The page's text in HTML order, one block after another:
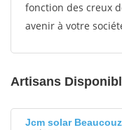
fonction des creux
avenir à votre
Artisans
Jcm solar